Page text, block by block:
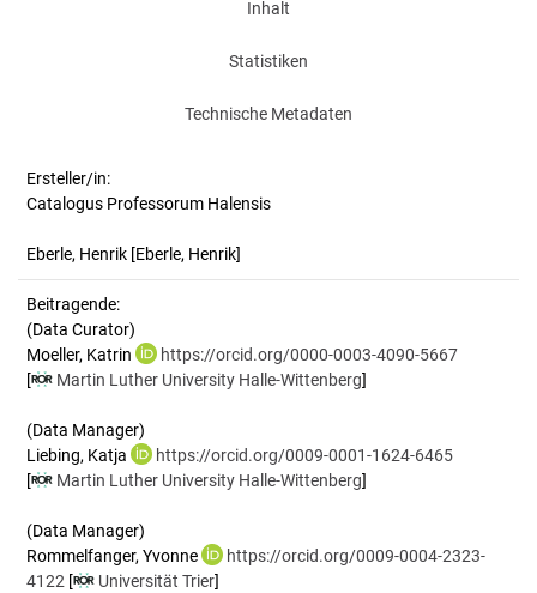
Inhalt
Statistiken
Technische Metadaten
Ersteller/in:
Catalogus Professorum Halensis
Eberle, Henrik [Eberle, Henrik]
Beitragende:
(Data Curator)
Moeller, Katrin
https://orcid.org/0000-0003-4090-5667
[
Martin Luther University Halle-Wittenberg]
(Data Manager)
Liebing, Katja
https://orcid.org/0009-0001-1624-6465
[
Martin Luther University Halle-Wittenberg]
(Data Manager)
Rommelfanger, Yvonne
https://orcid.org/0009-0004-2323-
4122 [ Universität Trier]